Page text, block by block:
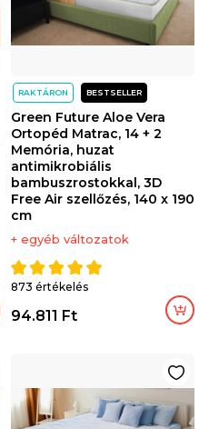
RAKTÁRON BESTSELLER
Green Future Aloe Vera
Ortopéd Matrac, 14 + 2
Memória, huzat
antimikrobiális
bambuszrostokkal, 3D
Free Air szellőzés, 140 x 190
cm
+ egyéb változatok
873 értékelés
94.811 Ft